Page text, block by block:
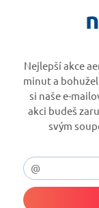
Nejlepší akce
minut a
si naše e-
akci budeš
svým